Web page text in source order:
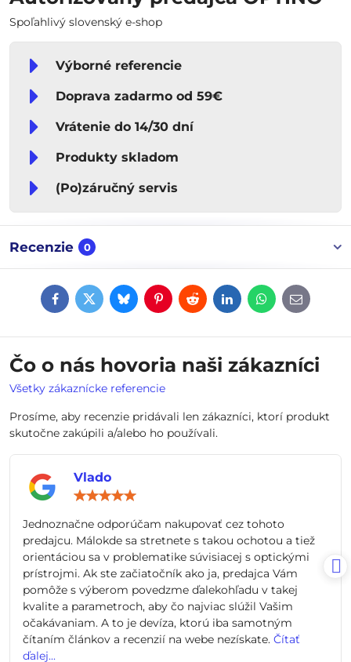
Spoľahlivý slovenský e-shop
Výborné referencie
Doprava zadarmo od 59€
Vrátenie do 14/30 dní
Produkty skladom
(Po)záručný servis
Recenzie 0
FacebookTwitterBlueskyPinterestRedditLinkedInWhatsApp
E-
mail
Čo o nás hovoria naši zákazníci
Všetky zákaznícke referencie
Prosíme, aby recenzie pridávali len zákazníci, ktorí produkt
skutočne zakúpili a/alebo ho používali.
Vlado
5
Jednoznačne odporúčam nakupovať cez tohoto
predajcu. Málokde sa stretnete s takou ochotou a tiež
orientáciou sa v problematike súvisiacej s optickými
prístrojmi. Ak ste začiatočník ako ja, predajca Vám
pomôže s výberom povedzme ďalekohľadu v takej
kvalite a parametroch, aby čo najviac slúžil Vašim
očakávaniam. A to je devíza, ktorú iba samotným
čítaním článkov a recenzií na webe nezískate. Čítať
ďalej...